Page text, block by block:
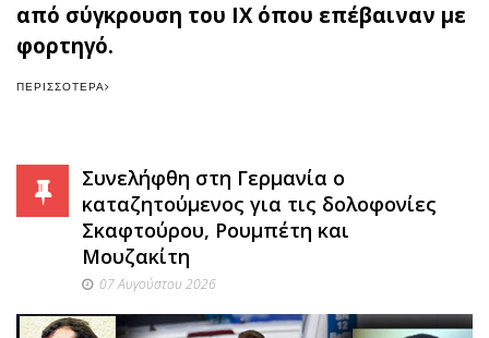
από σύγκρουση του ΙΧ όπου επέβαιναν με
φορτηγό.
ΠΕΡΙΣΣΌΤΕΡΑ
Συνελήφθη στη Γερμανία ο
καταζητούμενος για τις δολοφονίες
Σκαφτούρου, Ρουμπέτη και
Μουζακίτη
07 Αυγούστου 2026